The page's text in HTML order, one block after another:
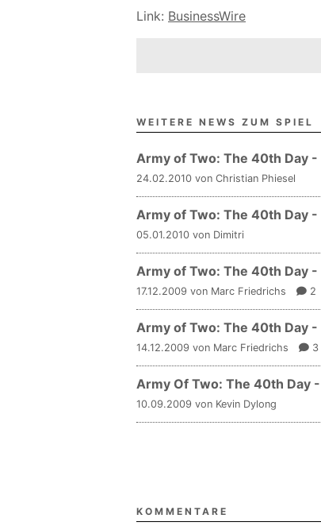
Link: BusinessWire
WEITERE NEWS ZUM SPIEL
Army of Two: The 40th Day
24.02.2010 von Christian Phiesel
Army of Two: The 40th Day
05.01.2010 von Dimitri
Army of Two: The 40th Day
17.12.2009 von Marc Friedrichs 2
Army of Two: The 40th Day
14.12.2009 von Marc Friedrichs 3
Army Of Two: The 40th Day
10.09.2009 von Kevin Dylong
KOMMENTARE